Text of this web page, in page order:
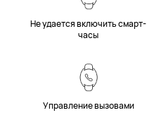
Не удается включить смарт-
часы
Управление вызовами